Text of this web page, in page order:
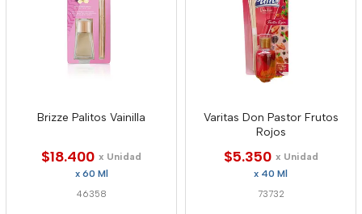
Brizze Palitos Vainilla
$18.400 x Unidad
x 60 Ml
46358
Varitas Don Pastor Frutos
Rojos
$5.350 x Unidad
x 40 Ml
73732